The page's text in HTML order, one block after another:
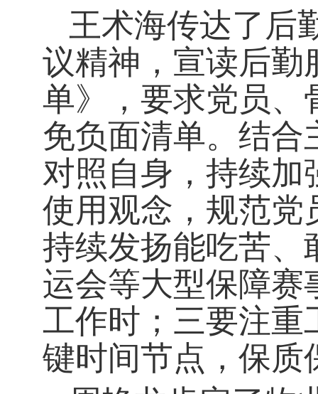
王术海传达了后
议精神， 宣读后勤
单》，要求党员、
免负面清单。 结合
对照自身，持续加
使用观念，规范党
持续发扬能吃苦、
运会等大型保障赛
工作时 ；三要注
键时间节点，保质